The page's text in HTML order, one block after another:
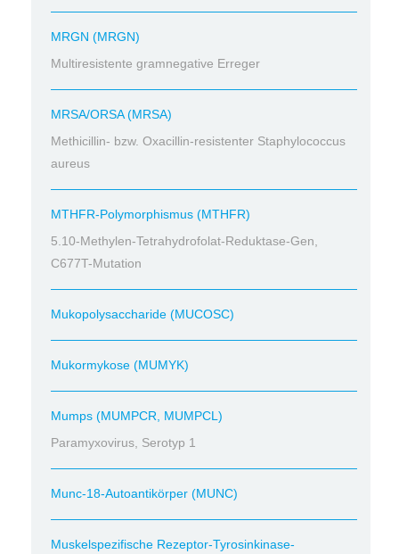
MRGN (MRGN)
Multiresistente gramnegative Erreger
MRSA/ORSA (MRSA)
Methicillin- bzw. Oxacillin-resistenter Staphylococcus
aureus
MTHFR-Polymorphismus (MTHFR)
5.10-Methylen-Tetrahydrofolat-Reduktase-Gen,
C677T-Mutation
Mukopolysaccharide (MUCOSC)
Mukormykose (MUMYK)
Mumps (MUMPCR, MUMPCL)
Paramyxovirus, Serotyp 1
Munc-18-Autoantikörper (MUNC)
Muskelspezifische Rezeptor-Tyrosinkinase-